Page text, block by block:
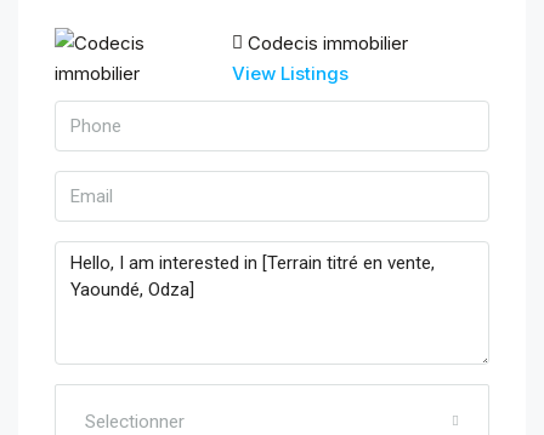
Codecis immobilier
View Listings
Selectionner